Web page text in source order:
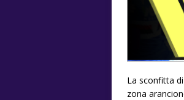
La sconfitta
zona